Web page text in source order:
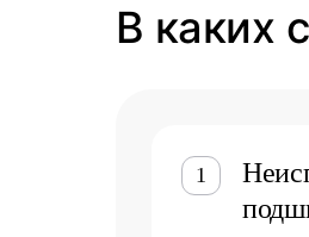
В каких
1